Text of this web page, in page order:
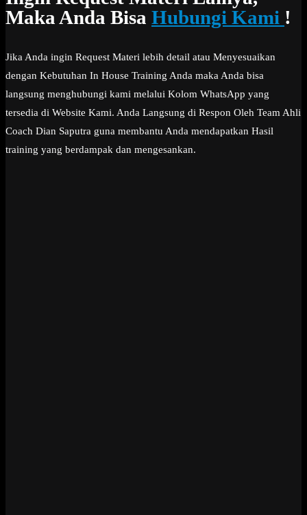
Maka Anda Bisa Hubungi Kami !
Jika Anda ingin Request Materi lebih detail atau Menyesuaikan
dengan Kebutuhan In House Training Anda maka Anda bisa
langsung menghubungi kami melalui Kolom WhatsApp yang
tersedia di Website Kami. Anda Langsung di Respon Oleh Team Ahli
Coach Dian Saputra guna membantu Anda mendapatkan Hasil
training yang berdampak dan mengesankan.